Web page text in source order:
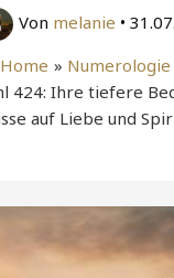
Von melanie •
Home
Numerologie
424: Ihre tiefere
auf Liebe und